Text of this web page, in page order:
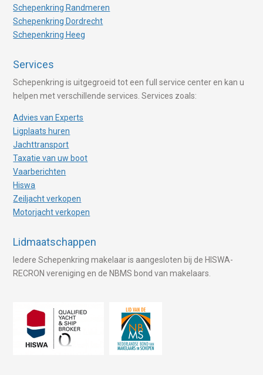
Schepenkring Randmeren
Schepenkring Dordrecht
Schepenkring Heeg
Services
Schepenkring is uitgegroeid tot een full service center en kan u
helpen met verschillende services. Services zoals:
Advies van Experts
Ligplaats huren
Jachttransport
Taxatie van uw boot
Vaarberichten
Hiswa
Zeiljacht verkopen
Motorjacht verkopen
Lidmaatschappen
Iedere Schepenkring makelaar is aangesloten bij de HISWA-
RECRON vereniging en de NBMS bond van makelaars.